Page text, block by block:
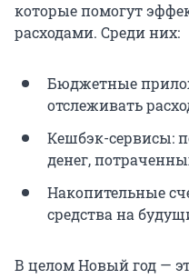
которые помогут
расходами. Среди них:
Бюджетные
отслеживать
Кешбэк-сервисы:
денег,
Накопительные
средства на
В целом Новый год —